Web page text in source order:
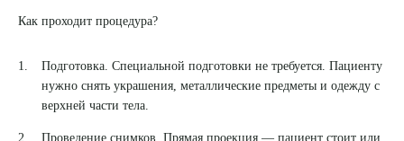
Как проходит процедура?
Подготовка. Специальной подготовки не требуется. Пациенту
нужно снять украшения, металлические предметы и одежду с
верхней части тела.
Проведение снимков. Прямая проекция — пациент стоит или